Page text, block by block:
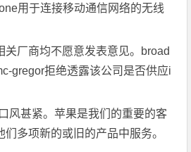
用于连接移动通信网络的无线
关厂商均不愿意发表意见。broad
gregor拒绝透露该公司是否供应i
风甚紧。苹果是我们的重要的客
多项新的或旧的产品中服务。